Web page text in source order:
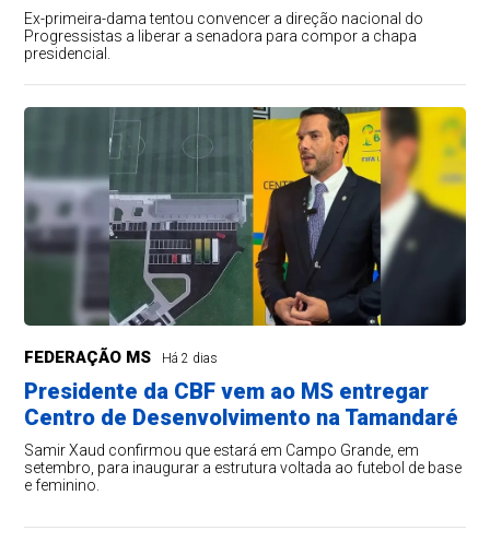
Ex-primeira-dama tentou convencer a direção nacional do
Progressistas a liberar a senadora para compor a chapa
presidencial.
FEDERAÇÃO MS Há 2 dias
Presidente da CBF vem ao MS entregar
Centro de Desenvolvimento na Tamandaré
Samir Xaud confirmou que estará em Campo Grande, em
setembro, para inaugurar a estrutura voltada ao futebol de base
e feminino.